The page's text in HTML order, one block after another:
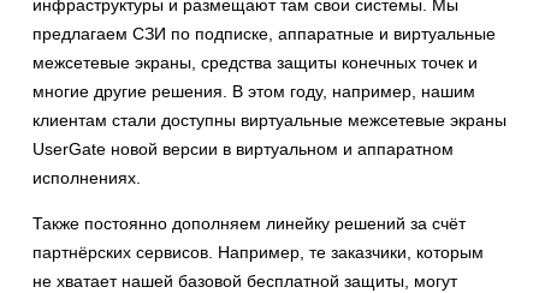
инфраструктуры и размещают там свои системы. Мы
предлагаем СЗИ по подписке, аппаратные и виртуальные
межсетевые экраны, средства защиты конечных точек и
многие другие решения. В этом году, например, нашим
клиентам стали доступны виртуальные межсетевые экраны
UserGate новой версии в виртуальном и аппаратном
исполнениях.
Также постоянно дополняем линейку решений за счёт
партнёрских сервисов. Например, те заказчики, которым
не хватает нашей базовой бесплатной защиты, могут